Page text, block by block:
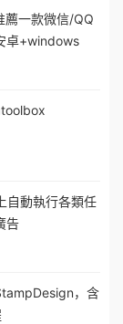
薦一款微信/QQ
卓+windows
自動執行各類任
告
，含